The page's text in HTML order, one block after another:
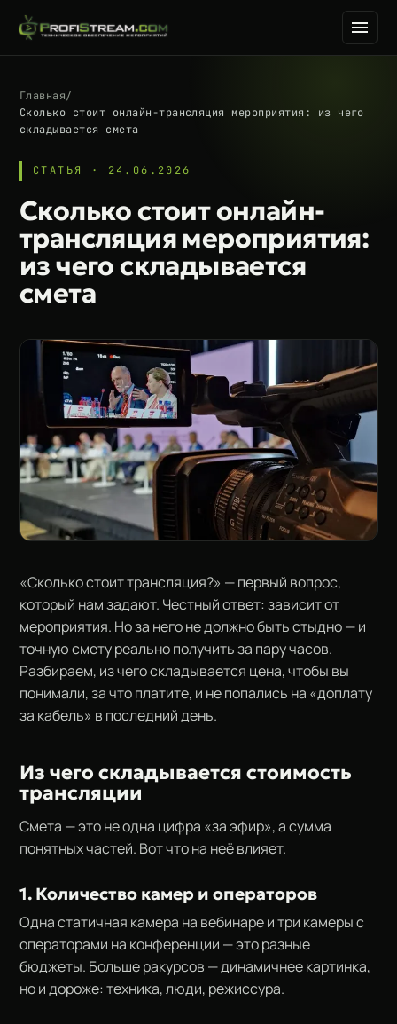
Главная/
Сколько стоит онлайн-трансляция мероприятия: из чего
складывается смета
СТАТЬЯ · 24.06.2026
Сколько стоит онлайн-
трансляция мероприятия:
из чего складывается
смета
«Сколько стоит трансляция?» — первый вопрос,
который нам задают. Честный ответ: зависит от
мероприятия. Но за него не должно быть стыдно — и
точную смету реально получить за пару часов.
Разбираем, из чего складывается цена, чтобы вы
понимали, за что платите, и не попались на «доплату
за кабель» в последний день.
Из чего складывается стоимость
трансляции
Смета — это не одна цифра «за эфир», а сумма
понятных частей. Вот что на неё влияет.
1. Количество камер и операторов
Одна статичная камера на вебинаре и три камеры с
операторами на конференции — это разные
бюджеты. Больше ракурсов — динамичнее картинка,
но и дороже: техника, люди, режиссура.